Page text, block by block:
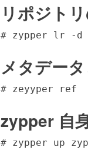
リポジト
# zypper lr -d
メタデー
# zeyyper ref
zypper 自
# zypper up